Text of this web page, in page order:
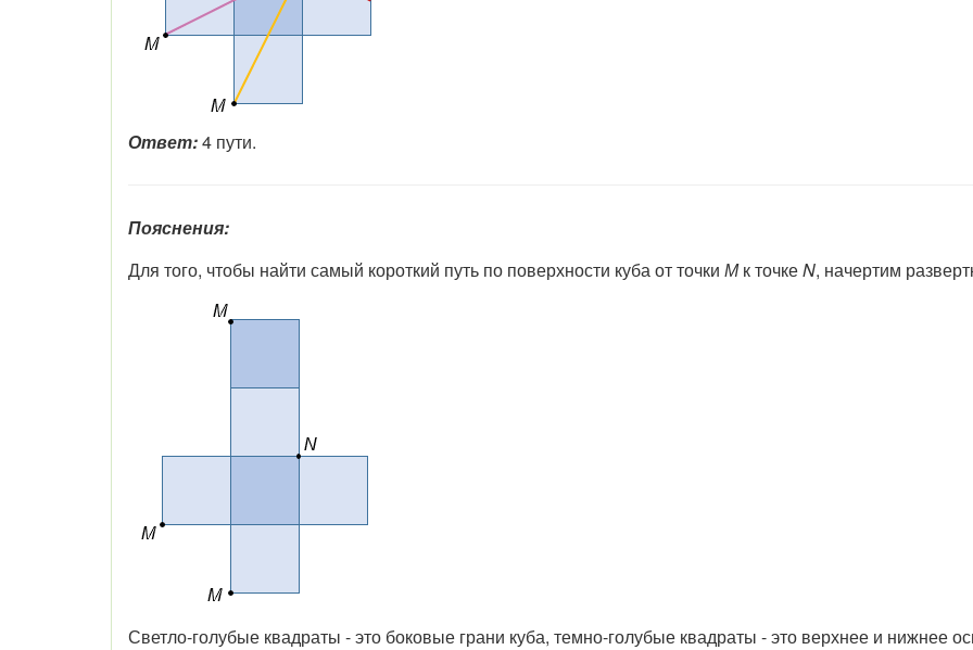
Ответ:4 пути.
Пояснения:
Для того, чтобы найти самый короткий путь по поверхности куба от точки Мк точкеN, начертим
Светло-голубые квадраты - это боковые грани куба, темно-голубые квадраты - это верхнее и нижнее